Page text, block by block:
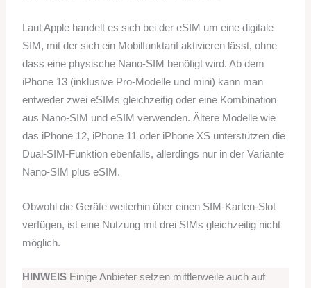
Laut Apple handelt es sich bei der eSIM um eine digitale
SIM, mit der sich ein Mobilfunktarif aktivieren lässt, ohne
dass eine physische Nano-SIM benötigt wird. Ab dem
iPhone 13 (inklusive Pro-Modelle und mini) kann man
entweder zwei eSIMs gleichzeitig oder eine Kombination
aus Nano-SIM und eSIM verwenden. Ältere Modelle wie
das iPhone 12, iPhone 11 oder iPhone XS unterstützen die
Dual-SIM-Funktion ebenfalls, allerdings nur in der Variante
Nano-SIM plus eSIM.
Obwohl die Geräte weiterhin über einen SIM-Karten-Slot
verfügen, ist eine Nutzung mit drei SIMs gleichzeitig nicht
möglich.
HINWEIS Einige Anbieter setzen mittlerweile auch auf